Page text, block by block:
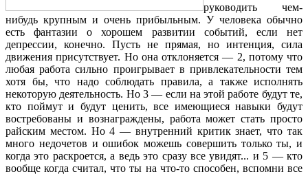
руководить чем-
нибудь крупным и очень прибыльным. У человека обычно
есть фантазии о хорошем развитии событий, если нет
депрессии, конечно. Пусть не прямая, но интенция, сила
движения присутствует. Но она отклоняется — 2, потому что
любая работа сильно проигрывает в привлекательности тем
хотя бы, что надо соблюдать правила, а также исполнять
некоторую деятельность. Но 3 — если на этой работе будут те,
кто поймут и будут ценить, все имеющиеся навыки будут
востребованы и вознаграждены, работа может стать просто
райским местом. Но 4 — внутренний критик знает, что так
много недочетов и ошибок можешь совершить только ты, и
когда это раскроется, а ведь это сразу все увидят... и 5 — кто
вообще когда считал, что ты на что-то способен, вспомни все